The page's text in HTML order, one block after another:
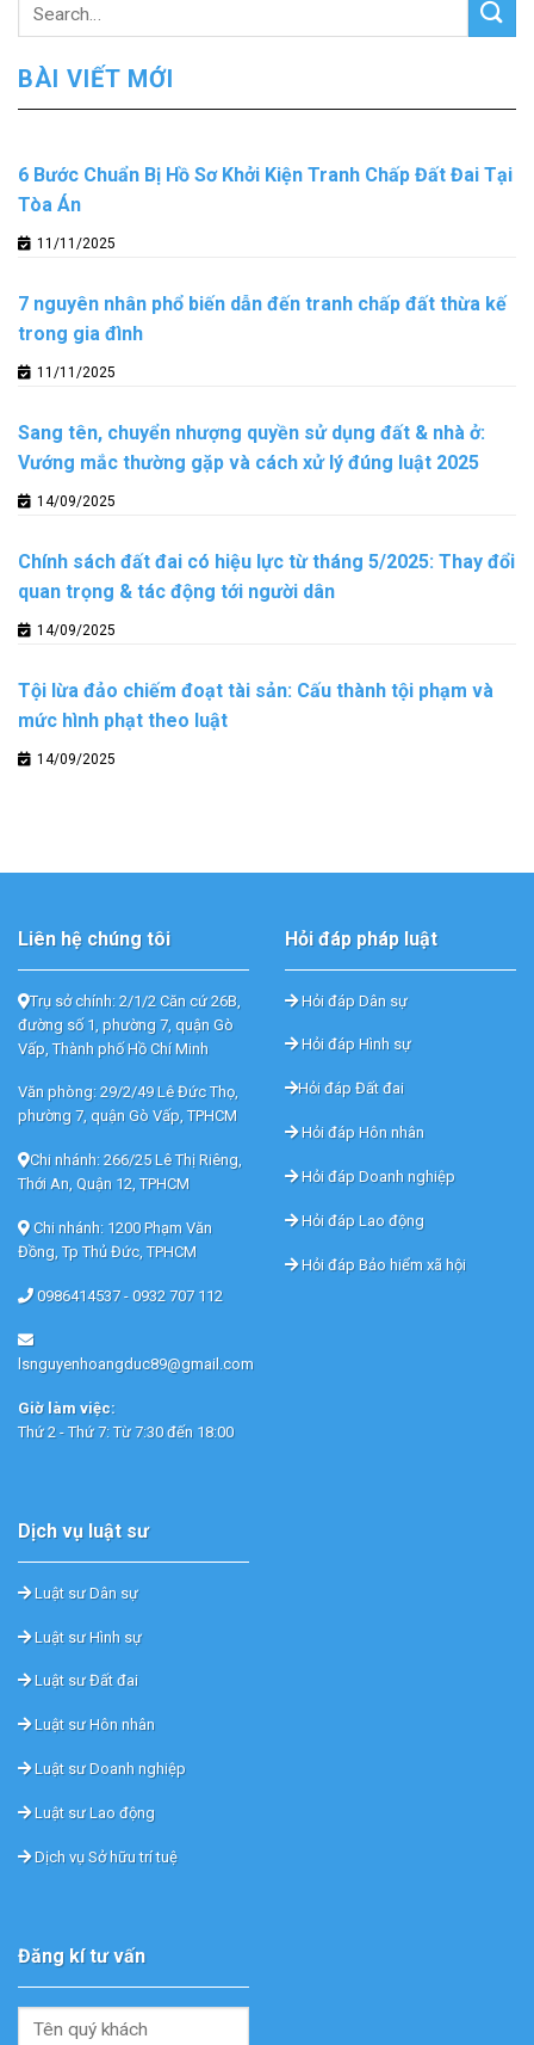
BÀI VIẾT MỚI
6 Bước Chuẩn Bị Hồ Sơ Khởi Kiện Tranh Chấp Đất Đai Tại
Tòa Án
11/11/2025
7 nguyên nhân phổ biến dẫn đến tranh chấp đất thừa kế
trong gia đình
11/11/2025
Sang tên, chuyển nhượng quyền sử dụng đất & nhà ở:
Vướng mắc thường gặp và cách xử lý đúng luật 2025
14/09/2025
Chính sách đất đai có hiệu lực từ tháng 5/2025: Thay đổi
quan trọng & tác động tới người dân
14/09/2025
Tội lừa đảo chiếm đoạt tài sản: Cấu thành tội phạm và
mức hình phạt theo luật
14/09/2025
Liên hệ chúng tôi
Trụ sở chính: 2/1/2 Căn cứ 26B,
đường số 1, phường 7, quận Gò
Vấp, Thành phố Hồ Chí Minh
Văn phòng: 29/2/49 Lê Đức Thọ,
phường 7, quận Gò Vấp, TPHCM
Chi nhánh: 266/25 Lê Thị Riêng,
Thới An, Quận 12, TPHCM
Chi nhánh: 1200 Phạm Văn
Đồng, Tp Thủ Đức, TPHCM
0986414537 - 0932 707 112
lsnguyenhoangduc89@gmail.com
Giờ làm việc:
Thứ 2 - Thứ 7: Từ 7:30 đến 18:00
Dịch vụ luật sư
Luật sư Dân sự
Luật sư Hình sự
Luật sư Đất đai
Luật sư Hôn nhân
Luật sư Doanh nghiệp
Luật sư Lao động
Dịch vụ Sở hữu trí tuệ
Hỏi đáp pháp luật
Hỏi đáp Dân sự
Hỏi đáp Hình sự
Hỏi đáp Đất đai
Hỏi đáp Hôn nhân
Hỏi đáp Doanh nghiệp
Hỏi đáp Lao động
Hỏi đáp Bảo hiểm xã hội
Đăng kí tư vấn